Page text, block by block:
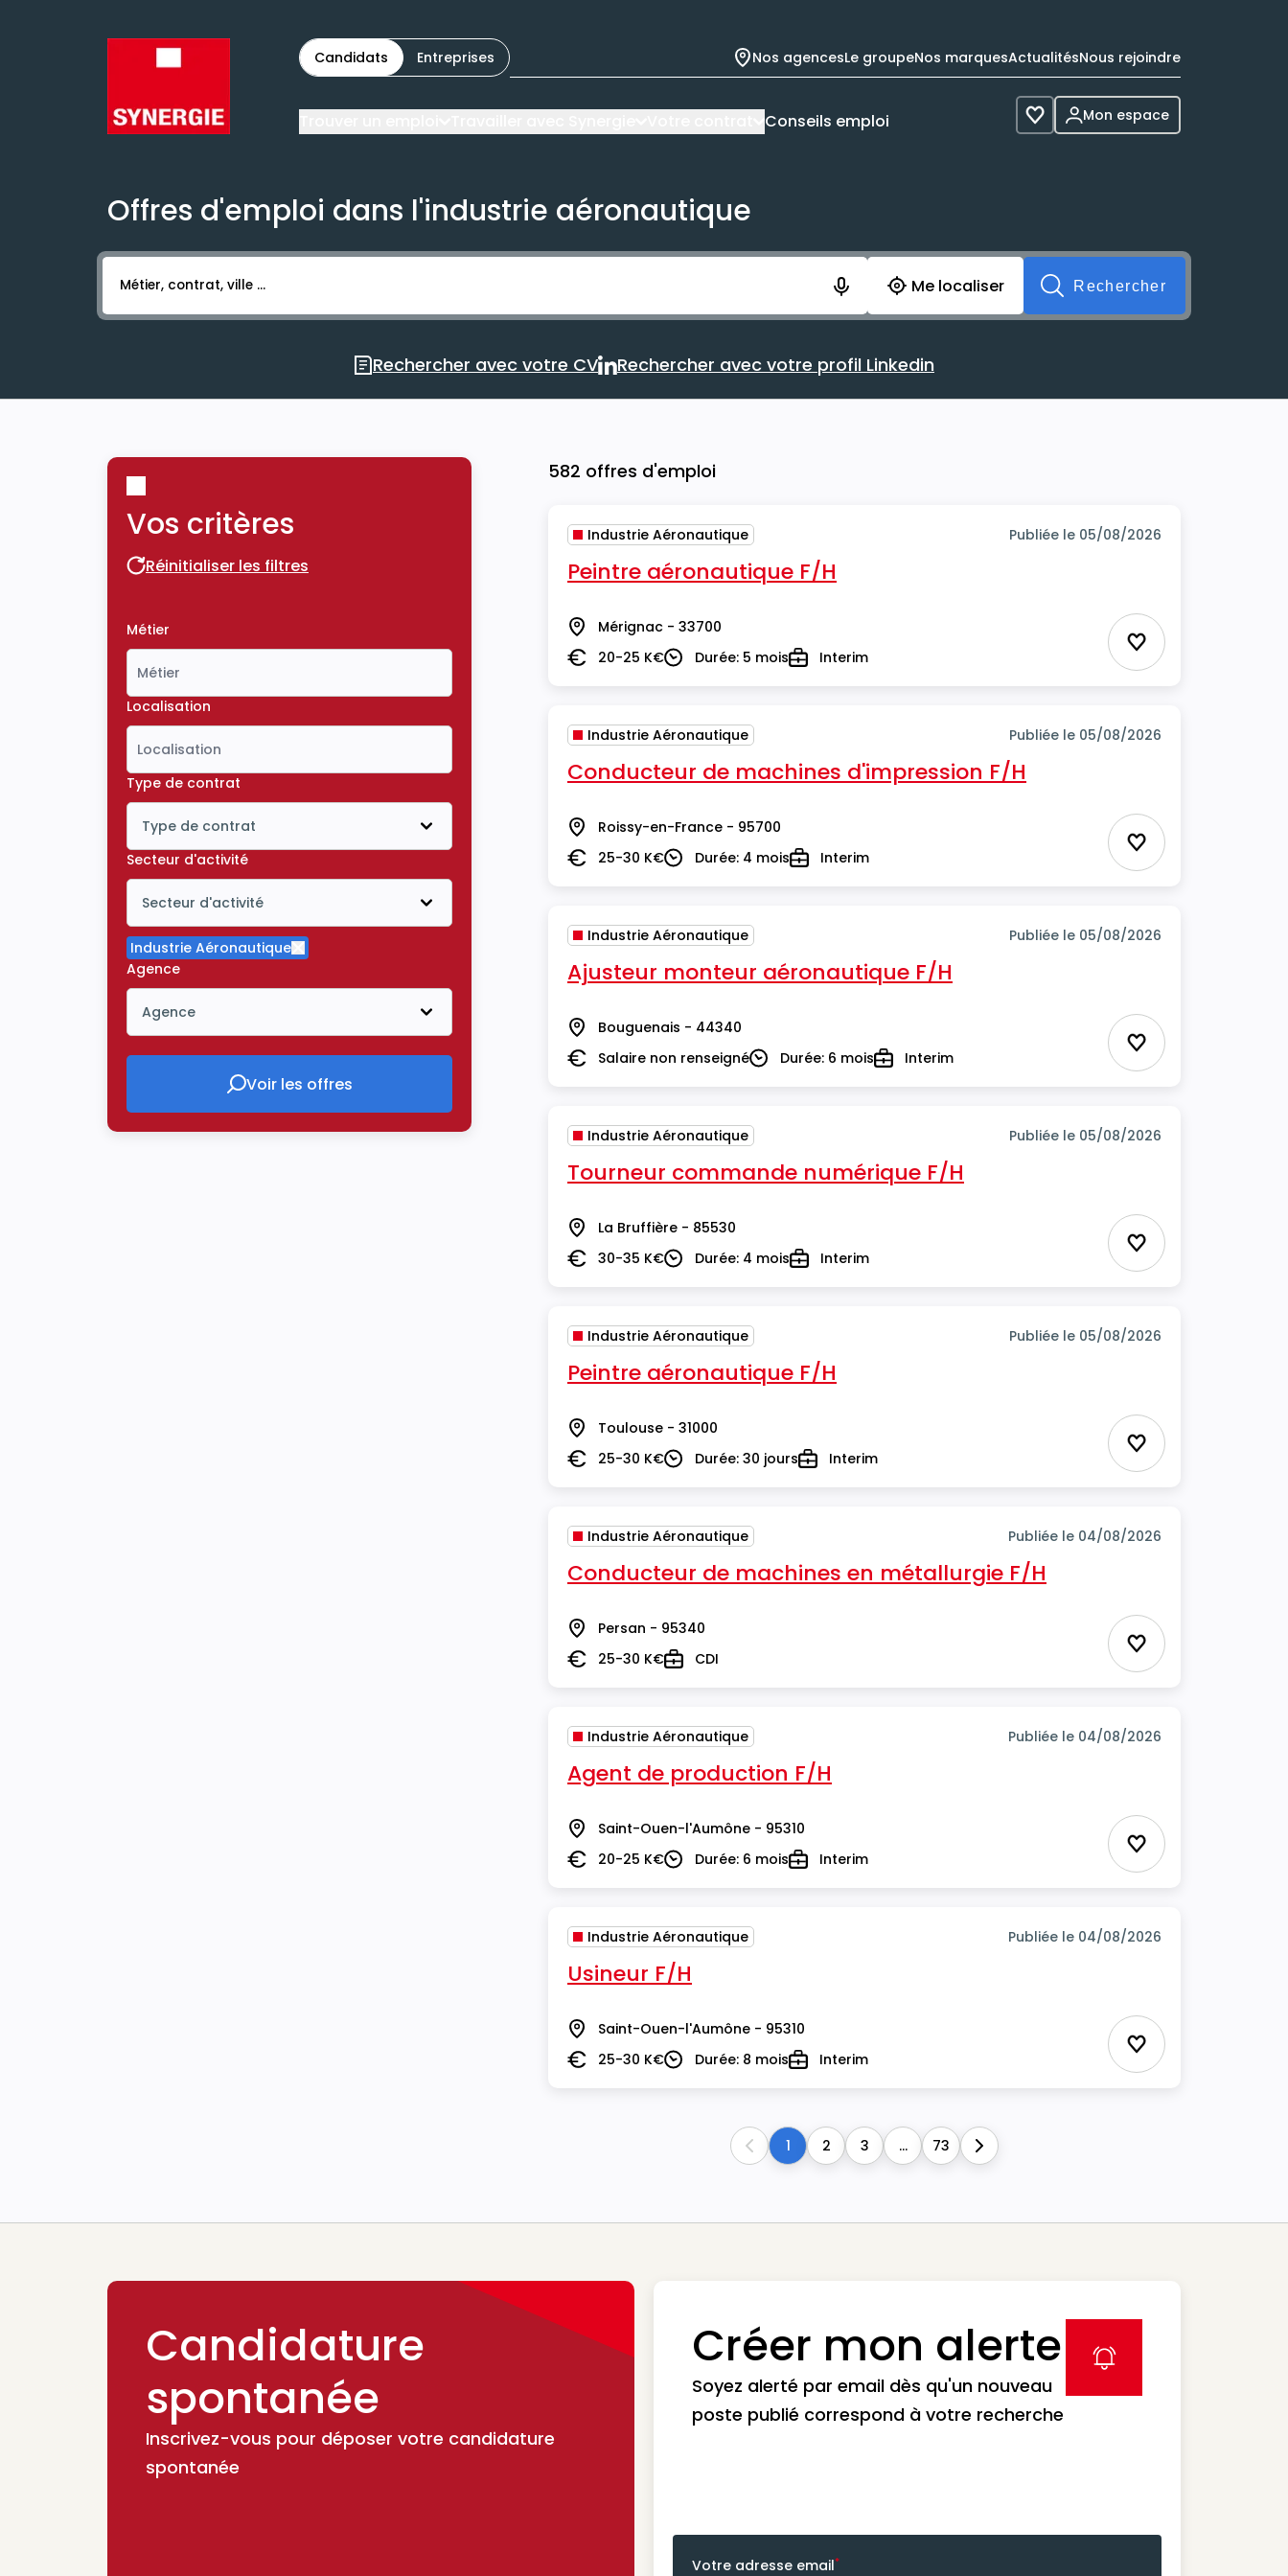
Candidats Entreprises Nos agencesLe groupeNos marquesActualitésNous rejoindre
Conseils emploi Voir les favoris
Mon espace
Offres d'emploi dans l'industrie aéronautique
Activer l’élément pour lancer l’enregistrement. Vous aurez 10 secondes pour enregistrer votre recherche avant soumission du formulaire. Vous
Me localiser
Rechercher
Rechercher avec votre CV
Rechercher avec votre CV
Rechercher avec votre profil Linkedin
Rechercher avec votre profil Linkedin
Vos critères
Réinitialiser les filtres
Réinitialiser les filtres
Métier
Localisation
Type de contrat
Type de contrat
Icône ouvrir la liste déroulante
Secteur d'activité
Secteur d'activité
Icône ouvrir la liste déroulante
Industrie Aéronautique
Supprimer le critère Industrie Aéronautique
Agence
Agence
Icône ouvrir la liste déroulante
Voir les offres
Voir les offres
582 offres d'emploi
Industrie Aéronautique Publiée le 05/08/2026
Peintre aéronautique F/H
Lieu Mérignac - 33700
Salaire20-25 K€DuréeDurée: 5 moisTypeInterim Ajouter aux
Industrie Aéronautique Publiée le 05/08/2026
Conducteur de machines d'impression F/H
Lieu Roissy-en-France - 95700
Salaire25-30 K€DuréeDurée: 4 moisTypeInterim Ajouter aux
Industrie Aéronautique Publiée le 05/08/2026
Ajusteur monteur aéronautique F/H
Lieu Bouguenais - 44340
SalaireSalaire non renseignéDuréeDurée: 6 moisTypeInterim Ajouter aux
Industrie Aéronautique Publiée le 05/08/2026
Tourneur commande numérique F/H
Lieu La Bruffière - 85530
Salaire30-35 K€DuréeDurée: 4 moisTypeInterim Ajouter aux
Industrie Aéronautique Publiée le 05/08/2026
Peintre aéronautique F/H
Lieu Toulouse - 31000
Salaire25-30 K€DuréeDurée: 30 joursTypeInterim Ajouter aux
Industrie Aéronautique Publiée le 04/08/2026
Conducteur de machines en métallurgie F/H
Lieu Persan - 95340
Salaire25-30 K€TypeCDI Ajouter aux
Industrie Aéronautique Publiée le 04/08/2026
Agent de production F/H
Lieu Saint-Ouen-l'Aumône - 95310
Salaire20-25 K€DuréeDurée: 6 moisTypeInterim Ajouter aux
Industrie Aéronautique Publiée le 04/08/2026
Usineur F/H
Lieu Saint-Ouen-l'Aumône - 95310
Salaire25-30 K€DuréeDurée: 8 moisTypeInterim Ajouter aux
Previous
1 2 3 ... 73 Next
Candidature
spontanée
Inscrivez-vous pour déposer votre candidature
spontanée
Créer mon alerte
Soyez alerté par email dès qu'un nouveau
poste publié correspond à votre recherche
label icon
Votre adresse email*